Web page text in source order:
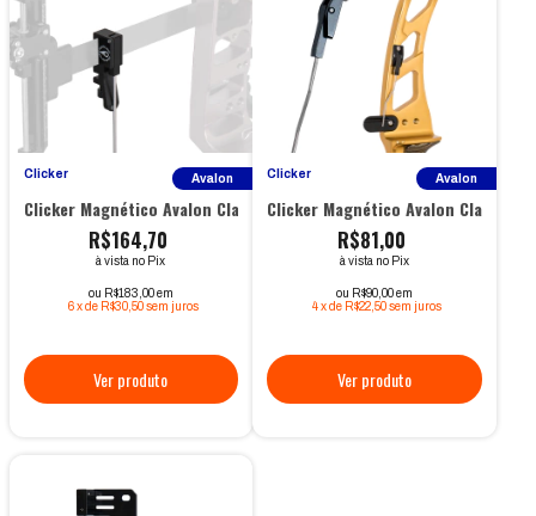
Clicker Avalon
Clicker Magnético Avalon Classic (Mira)
R$164,70
à vista no Pix
ou R$183,00 em
6 xde R$30,50 sem juros
Clicker Avalon
Clicker Magnético Avalon Classic
R$81,00
à vista no Pix
ou R$90,00 em
4 xde R$22,50 sem juros